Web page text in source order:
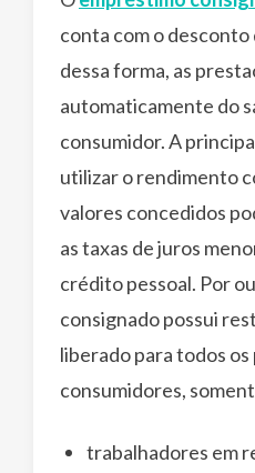
conta com o
dessa forma, as
automaticamente do
consumidor. A
utilizar o rendimento
valores concedidos
as taxas de juros
crédito pessoal. Por
consignado possui
liberado para todos
consumidores,
trabalhadores em